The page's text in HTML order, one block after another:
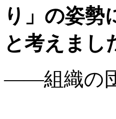
り」の姿勢
と考えまし
――組織の